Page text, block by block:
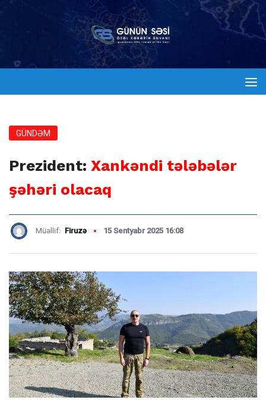
GÜNDƏM
Prezident: Xankəndi tələbələr
şəhəri olacaq
Müəllif: Firuzə 15 Sentyabr 2025 16:08